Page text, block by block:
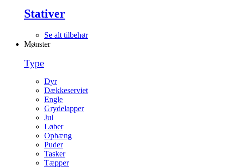
Stativer
Se alt tilbehør
Mønster
Type
Dyr
Dækkeserviet
Engle
Grydelapper
Jul
Løber
Ophæng
Puder
Tasker
Tæpper